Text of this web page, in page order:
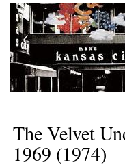
The Velvet
1969 (1974)